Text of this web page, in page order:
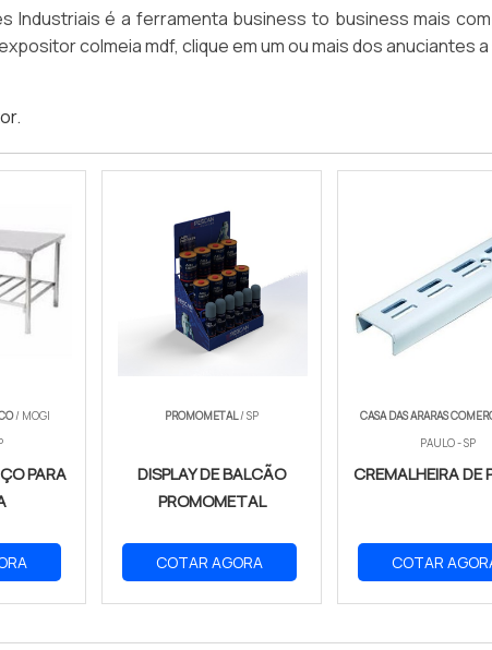
Industriais é a ferramenta business to business mais
colmeia mdf, clique em um ou mais dos anuciantes
.
/ MOGI
PARA
PROMOMETAL/ SP
DISPLAY DE BALCÃO
PROMOMETAL
COTAR AGORA
CASA DAS ARARAS
PAULO - SP
CREMALHEIRA DE
COTAR